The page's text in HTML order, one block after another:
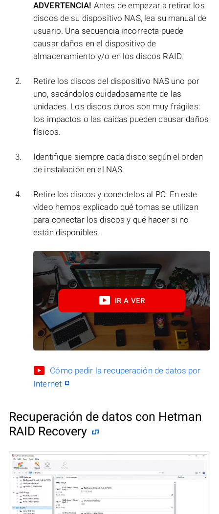
ADVERTENCIA! Antes de empezar a retirar los
discos de su dispositivo NAS, lea su manual de
usuario. Una secuencia incorrecta puede
causar daños en el dispositivo de
almacenamiento y/o en los discos RAID.
Retire los discos del dispositivo NAS uno por
uno, sacándolos cuidadosamente de las
unidades. Los discos duros son muy frágiles:
los impactos o las caídas pueden causar daños
físicos.
Identifique siempre cada disco según el orden
de instalación en el NAS.
Retire los discos y conéctelos al PC. En este
vídeo hemos explicado qué tomas se utilizan
para conectar los discos y qué hacer si no
están disponibles.
IR A VER
Cómo pedir la recuperación de datos por
Internet
Recuperación de datos con Hetman
RAID Recovery